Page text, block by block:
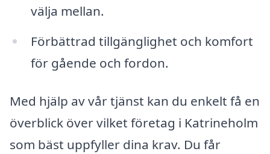
välja mellan.
Förbättrad tillgänglighet och komfort
för gående och fordon.
Med hjälp av vår tjänst kan du enkelt få en
överblick över vilket företag i Katrineholm
som bäst uppfyller dina krav. Du får